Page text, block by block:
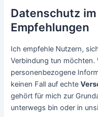
Datenschutz
Empfehlungen
Ich empfehle Nutzern,
Verbindung tun möchten.
personenbezogene
keinen Fall auf echte
gehört für mich zur
unterwegs bin oder in